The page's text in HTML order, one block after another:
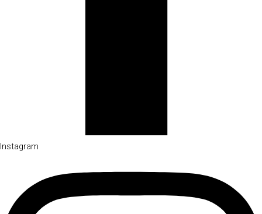
Instagram